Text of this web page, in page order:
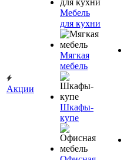
Акции
Мебель
для кухни
Мягкая
мебель
Шкафы-
купе